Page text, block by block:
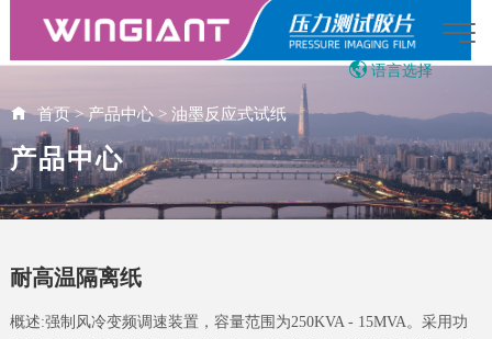
语言选择
English
繁体中文
Japanese
Vietnamese
首页>产品中心> 油墨反应式试纸
产品中心
耐高温隔离纸
概述:强制风冷变频调速装置，容量范围为250KVA - 15MVA。采用功
AI智能助手 03:26:39
您好，我是智能助手LOADFILM，很高兴为
常见问题
1.压敏纸是什么